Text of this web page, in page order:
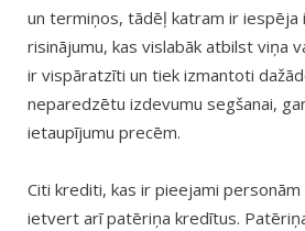
un termiņos, tādēļ katram ir
risinājumu, kas vislabāk atbilst viņa
ir vispāratzīti un tiek izmantoti
neparedzētu izdevumu segšanai,
ietaupījumu precēm.
Citi krediti, kas ir pieejami
ietvert arī patēriņa kredītus.